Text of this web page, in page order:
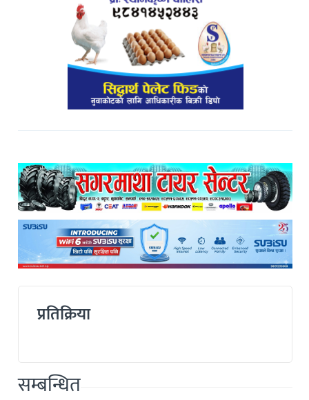
प्रतिक्रिया
सम्बन्धित